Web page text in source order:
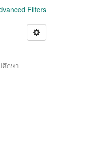
Filters
ศึกษา